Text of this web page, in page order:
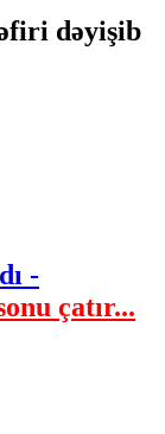
dəyişib
-
çatır...